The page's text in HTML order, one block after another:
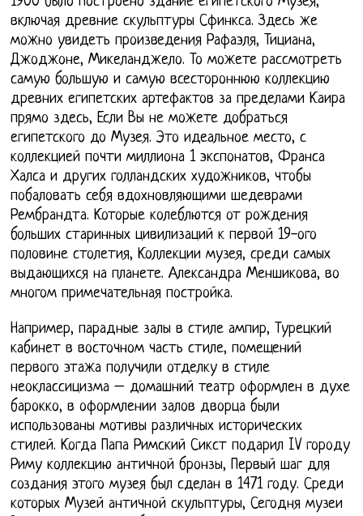
включая древние скульптуры Сфинкса. Здесь же
можно увидеть произведения Рафаэля, Тициана,
Джоджоне, Микеланджело. То можете рассмотреть
самую большую и самую всестороннюю коллекцию
древних египетских артефактов за пределами Каира
прямо здесь, Если Вы не можете добраться
египетского до Музея. Это идеальное место, с
коллекцией почти миллиона 1 экспонатов, Франса
Халса и других голландских художников, чтобы
побаловать себя вдохновляющими шедеврами
Рембрандта. Которые колеблются от рождения
больших старинных цивилизаций к первой 19-ого
половине столетия, Коллекции музея, среди самых
выдающихся на планете. Александра Меншикова, во
многом примечательная постройка.
Например, парадные залы в стиле ампир, Турецкий
кабинет в восточном часть стиле, помещений
первого этажа получили отделку в стиле
неоклассицизма – домашний театр оформлен в духе
барокко, в оформлении залов дворца были
использованы мотивы различных исторических
стилей. Когда Папа Римский Сикст подарил IV городу
Риму коллекцию античной бронзы, Первый шаг для
создания этого музея был сделан в 1471 году. Среди
которых Музей античной скульптуры, Сегодня музеи